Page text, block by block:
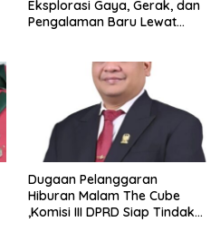
Eksplorasi Gaya, Gerak, dan
Pengalaman Baru Lewat
Dugaan Pelanggaran
Hiburan Malam The Cube
,Komisi III DPRD Siap Tindak